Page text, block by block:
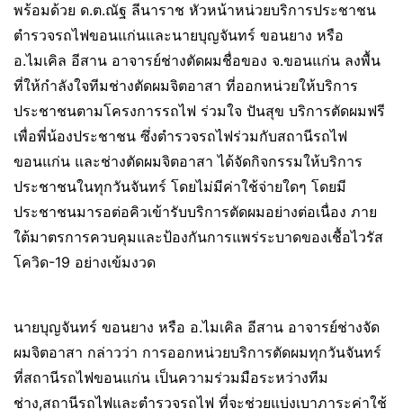
พร้อมด้วย ด.ต.ณัฐ ลีนาราช หัวหน้าหน่วยบริการประชาชน
ตำรวจรถไฟขอนแก่นและนายบุญจันทร์ ขอนยาง หรือ
อ.ไมเคิล อีสาน อาจารย์ช่างตัดผมชื่อของ จ.ขอนแก่น ลงพื้น
ที่ให้กำลังใจทีมช่างตัดผมจิตอาสา ที่ออกหน่วยให้บริการ
ประชาชนตามโครงการรถไฟ ร่วมใจ ปันสุข บริการตัดผมฟรี
เพื่อพี่น้องประชาชน ซึ่งตำรวจรถไฟร่วมกับสถานีรถไฟ
ขอนแก่น และช่างตัดผมจิตอาสา ได้จัดกิจกรรมให้บริการ
ประชาชนในทุกวันจันทร์ โดยไม่มีค่าใช้จ่ายใดๆ โดยมี
ประชาชนมารอต่อคิวเข้ารับบริการตัดผมอย่างต่อเนื่อง ภาย
ใต้มาตรการควบคุมและป้องกันการแพร่ระบาดของเชื้อไวรัส
โควิด-19 อย่างเข้มงวด
นายบุญจันทร์ ขอนยาง หรือ อ.ไมเคิล อีสาน อาจารย์ช่างจัด
ผมจิตอาสา กล่าวว่า การออกหน่วยบริการตัดผมทุกวันจันทร์
ที่สถานีรถไฟขอนแก่น เป็นความร่วมมือระหว่างทีม
ช่าง,สถานีรถไฟและตำรวจรถไฟ ที่จะช่วยแบ่งเบาภาระค่าใช้